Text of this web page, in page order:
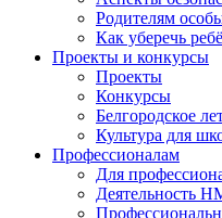
Родителям
Как уберечь
Проекты и конкурсы
Проекты
Конкурсы
Белгородское
Культура для
Профессионалам
Для
Деятельность